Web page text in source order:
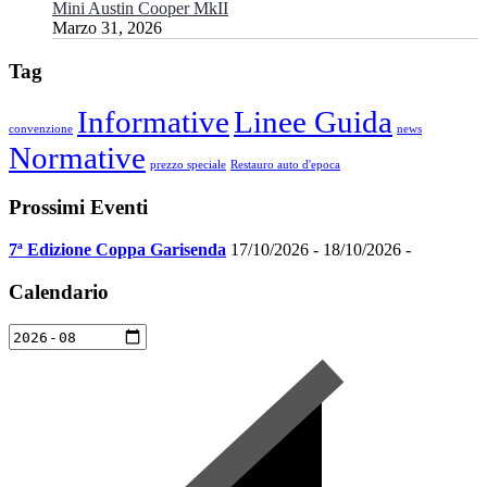
Mini Austin Cooper MkII
Marzo 31, 2026
Tag
convenzione InformativeLinee Guida news
Normative prezzo speciale Restauro auto d'epoca
Prossimi Eventi
7ª Edizione Coppa Garisenda 17/10/2026 - 18/10/2026 -
Calendario